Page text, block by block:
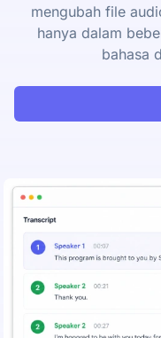
mengubah file
hanya dalam
bahasa